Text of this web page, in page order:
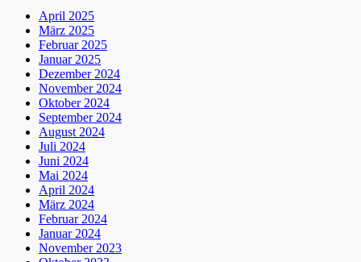
April 2025
März 2025
Februar 2025
Januar 2025
Dezember 2024
November 2024
Oktober 2024
September 2024
August 2024
Juli 2024
Juni 2024
Mai 2024
April 2024
März 2024
Februar 2024
Januar 2024
November 2023